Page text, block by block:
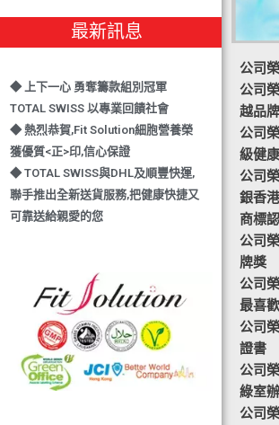
最新訊息
◆ 熱烈恭賀-TOTAL SWISS 1日連奪2
獎,中銀香港環保優秀企業證書及星級
◆ 上下一心 勇奪籌款組別冠軍
TOTAL SWISS 以專業回饋社會
◆ 熱烈恭賀,Fit Solution細胞營養榮
獲優質<正>印,信心保證
◆ TOTAL SWISS與DHL及順豐快運,
聯手推出全新送貨服務,把健康快捷又
可靠送給親愛的您
可的香港標準及檢定中心測試,證明符
合香港食品標準,不含重金屬,農藥,細
菌,並頒發香港優質正印.
◆ 熱烈恭賀,FIT SOLUTION細胞營養
榮獲澳門廚皇協會頒發-我最喜愛的健
康飲品金獎
公司
公司
越品
公司
級健
公司
銀香
商標
公司
牌獎
公司
最喜
公司
證書
公司
綠室
公司